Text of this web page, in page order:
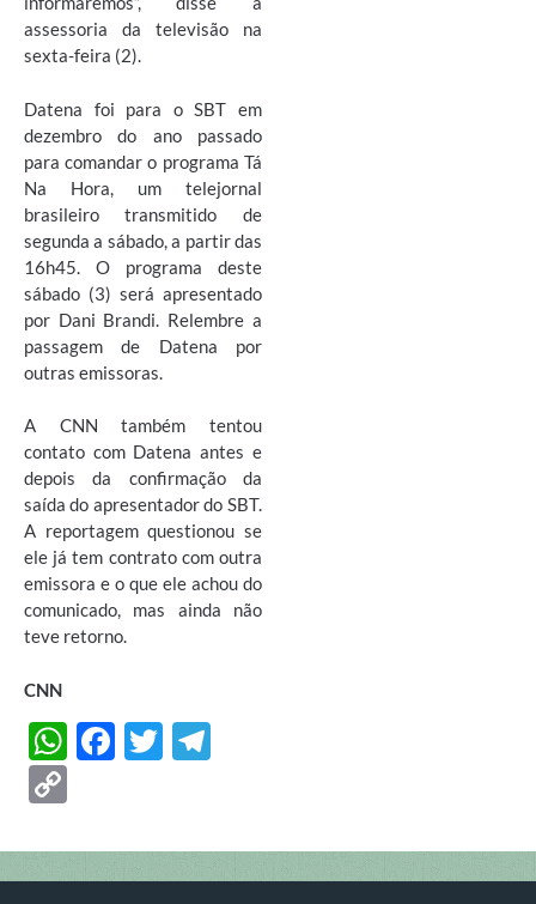
assessoria da televisão na
sexta-feira (2).
Datena foi para o SBT em
dezembro do ano passado
para comandar o programa Tá
Na Hora, um telejornal
brasileiro transmitido de
segunda a sábado, a partir das
16h45. O programa deste
sábado (3) será apresentado
por Dani Brandi. Relembre a
passagem de Datena por
outras emissoras.
A CNN também tentou
contato com Datena antes e
depois da confirmação da
saída do apresentador do SBT.
A reportagem questionou se
ele já tem contrato com outra
emissora e o que ele achou do
comunicado, mas ainda não
teve retorno.
CNN
W
s
A
F
b
o
T
er gr
a
p